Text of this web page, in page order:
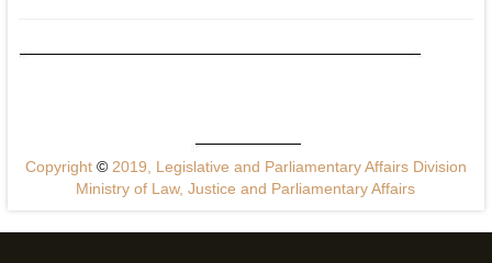
Copyright ©2019, Legislative and Parliamentary Affairs Division
Ministry of Law, Justice and Parliamentary Affairs